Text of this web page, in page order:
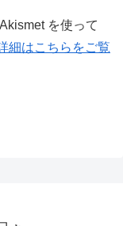
を使って
細はこちらをご覧